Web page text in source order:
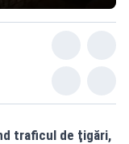
traficul de ţigări,